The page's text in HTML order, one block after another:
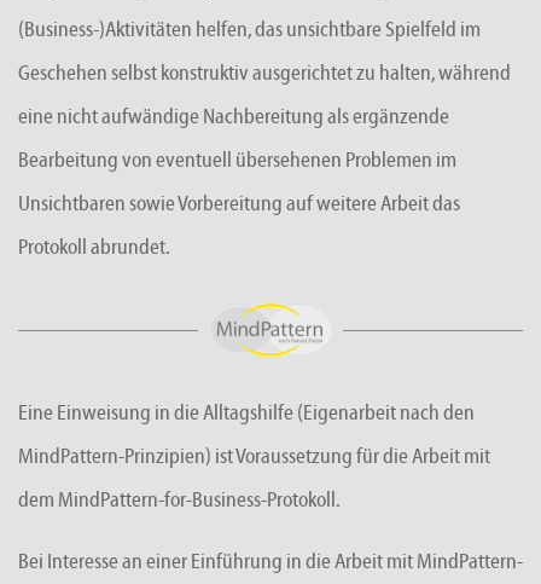
(Business-)Aktivitäten helfen, das unsichtbare Spielfeld im
Geschehen selbst konstruktiv ausgerichtet zu halten, während
eine nicht aufwändige Nachbereitung als ergänzende
Bearbeitung von eventuell übersehenen Problemen im
Unsichtbaren sowie Vorbereitung auf weitere Arbeit das
Protokoll abrundet.
Eine Einweisung in die Alltagshilfe (Eigenarbeit nach den
MindPattern-Prinzipien) ist Voraussetzung für die Arbeit mit
dem MindPattern-for-Business-Protokoll.
Bei Interesse an einer Einführung in die Arbeit mit MindPattern-